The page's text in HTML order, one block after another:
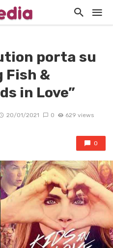
porta su
Fish &
in Love”
20/01/2021 0 629 views
0